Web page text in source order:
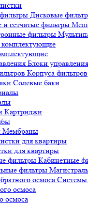
Дисковые
Блоки управления
Корпуса фильтров
Солевые баки
Картриджи
Мембраны
для квартиры
Кабинетные
Системы
осмоса